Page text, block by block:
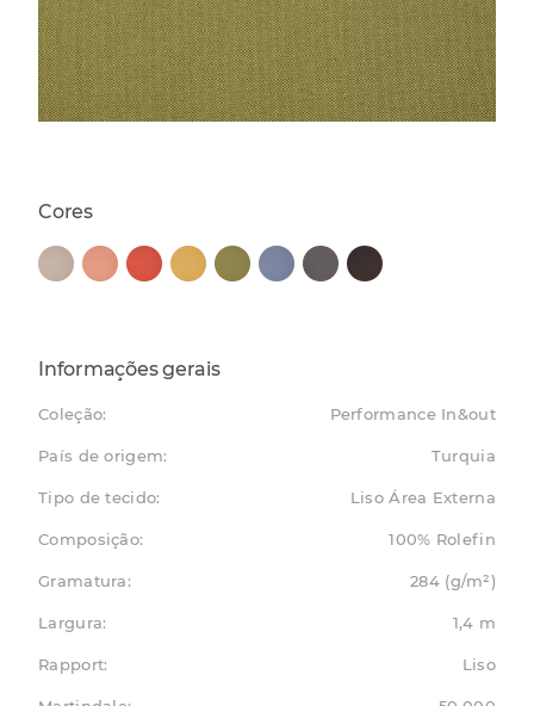
Cores
Informações gerais
Coleção: Performance In&out
País de origem: Turquia
Tipo de tecido: Liso Área Externa
Composição: 100% Rolefin
Gramatura: 284 (g/m²)
Largura: 1,4 m
Rapport: Liso